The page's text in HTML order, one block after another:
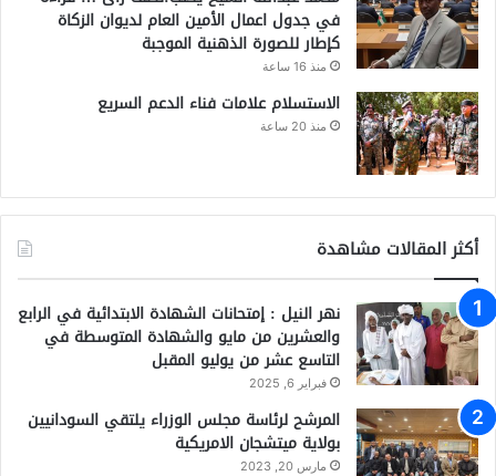
في جدول اعمال الأمين العام لديوان الزكاة
كإطار للصورة الذهنية الموجبة
منذ 16 ساعة
الاستسلام علامات فناء الدعم السريع
منذ 20 ساعة
أكثر المقالات مشاهدة
نهر النيل : إمتحانات الشهادة الابتدائية في الرابع
والعشرين من مايو والشهادة المتوسطة في
التاسع عشر من يوليو المقبل
فبراير 6, 2025
المرشح لرئاسة مجلس الوزراء يلتقي السودانيين
بولاية ميتشجان الامريكية
مارس 20, 2023